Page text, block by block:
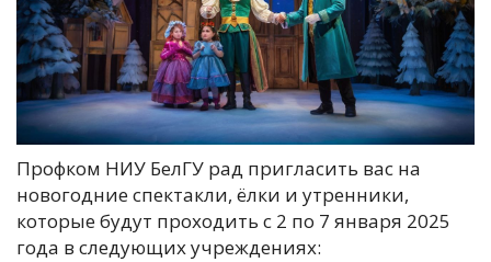
Профком НИУ БелГУ рад пригласить вас на
новогодние спектакли, ёлки и утренники,
которые будут проходить с 2 по 7 января 2025
года в следующих учреждениях: